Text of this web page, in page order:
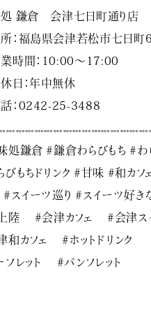
鎌倉 会津七日町通り店
：福島県会津若松市七日町
時間：10:00〜17:00
日：年中無休
：0242-25-3488
処鎌倉 #鎌倉わらびもち #わ
びもちドリンク #甘味 #和カ
スイーツ巡り #スイーツ好き
陸 #会津カフェ #会津ス
和カフェ #ホットドリンク
フレット #パンフレット